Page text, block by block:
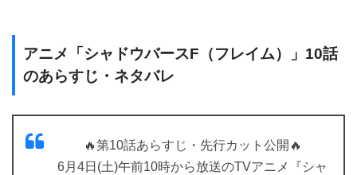
アニメ「シャドウバースF（フレイム）」10話
のあらすじ・ネタバレ
🔥第10話あらすじ・先行カット公開🔥
6月4日(土)午前10時から放送のTVアニメ『シャ